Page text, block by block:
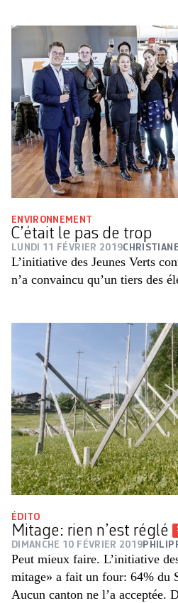
ENVIRONNEMENT
C’était le pas de trop
LUNDI 11 FÉVRIER 2019
L’initiative des Jeunes Verts
n’a convaincu qu’un tiers des
ÉDITO
Mitage: rien n’est réglé
DIMANCHE 10 FÉVRIER 2019
Peut mieux faire. L’initiative
mitage» a fait un four: 64% du
Aucun canton ne l’a acceptée.